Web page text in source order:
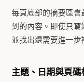
每頁底部的摘要區
到的內容。即使只寫
並找出還需要進一步
主題、日期與頁碼